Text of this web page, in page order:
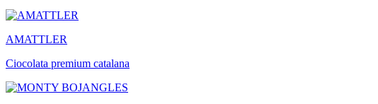
AMATTLER
Ciocolata premium catalana